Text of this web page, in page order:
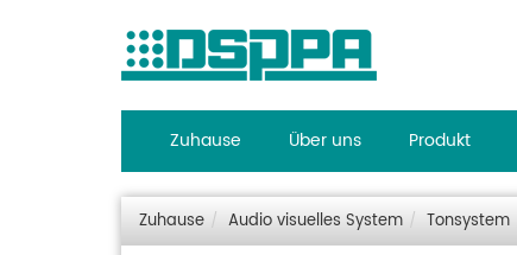
Zuhause Über uns Produkt
Zuhause Audio visuelles System Tonsystem